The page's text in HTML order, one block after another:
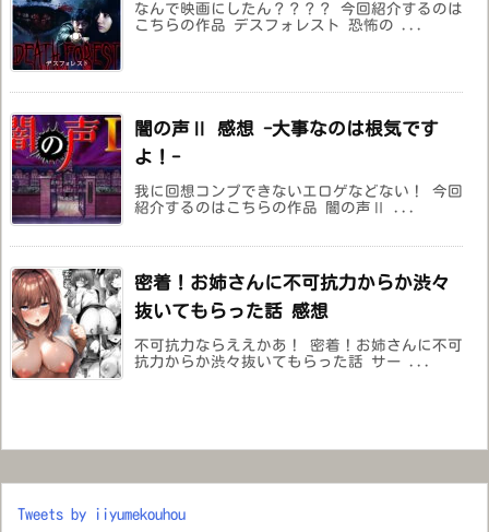
なんで映画にしたん？？？？ 今回紹介するのは
こちらの作品 デスフォレスト 恐怖の ...
闇の声Ⅱ 感想 -大事なのは根気です
よ！-
我に回想コンプできないエロゲなどない！ 今回
紹介するのはこちらの作品 闇の声Ⅱ ...
密着！お姉さんに不可抗力からか渋々
抜いてもらった話 感想
不可抗力ならええかあ！ 密着！お姉さんに不可
抗力からか渋々抜いてもらった話 サー ...
Tweets by iiyumekouhou